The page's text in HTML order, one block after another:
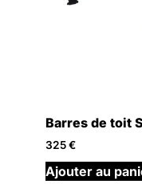
Barres de toit
325€
Ajouter au